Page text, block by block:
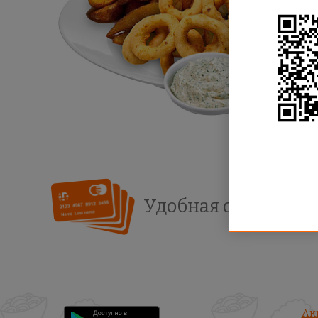
8 (4932) 36-63-64
г. Иваново ул. Жарова, д.8
Режим работы: пн-cб с 11:00
до 23:00
Удобная оплата